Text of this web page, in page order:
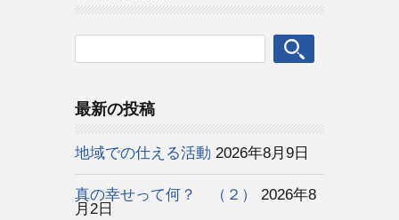
最新の投稿
地域での仕える活動 2026年8月9日
真の幸せって何？ （２）
2026年8
月2日